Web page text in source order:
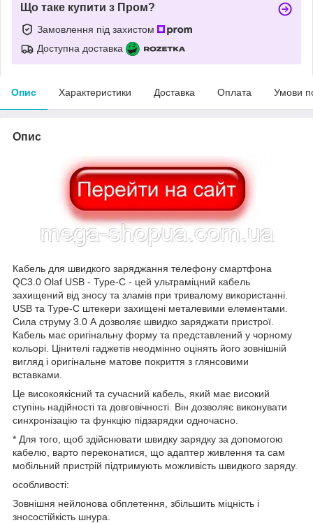
Що таке купити з Пром?
Замовлення під захистом
Доступна доставка
Опис Характеристики Доставка Оплата Умови
Опис
Кабель для швидкого заряджання телефону смартфона
QC3.0 Olaf USB - Type-C - цей ультраміцний кабель
захищений від зносу та зламів при тривалому використанні.
USB та Type-C штекери захищені металевими елементами.
Сила струму 3.0 А дозволяє швидко заряджати пристрої.
Кабель має оригінальну форму та представлений у чорному
кольорі. Цінителі гаджетів неодмінно оцінять його зовнішній
вигляд і оригінальне матове покриття з глянсовими
вставками.
Це високоякісний та сучасний кабель, який має високий
ступінь надійності та довговічності. Він дозволяє виконувати
синхронізацію та функцію підзарядки одночасно.
* Для того, щоб здійснювати швидку зарядку за допомогою
кабелю, варто переконатися, що адаптер живлення та сам
мобільний пристрій підтримують можливість швидкого заряду.
особливості:
Зовнішня нейлонова обплетення, збільшить міцність і
зносостійкість шнура.